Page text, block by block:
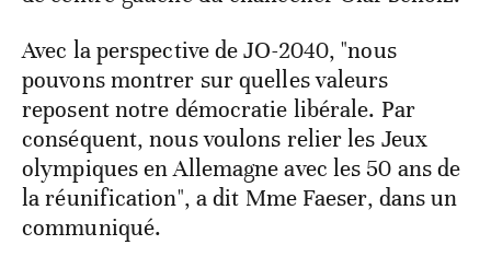
Avec la perspective de JO-2040, "nous
pouvons montrer sur quelles valeurs
reposent notre démocratie libérale. Par
conséquent, nous voulons relier les Jeux
olympiques en Allemagne avec les 50 ans de
la réunification", a dit Mme Faeser, dans un
communiqué.